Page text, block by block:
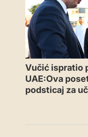
Vučić ispratio
UAE:Ova
podsticaj za